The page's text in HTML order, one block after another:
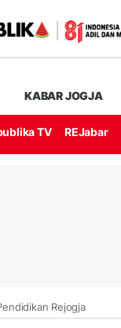
KABAR JOGJA
TV REJabar
Rejogja